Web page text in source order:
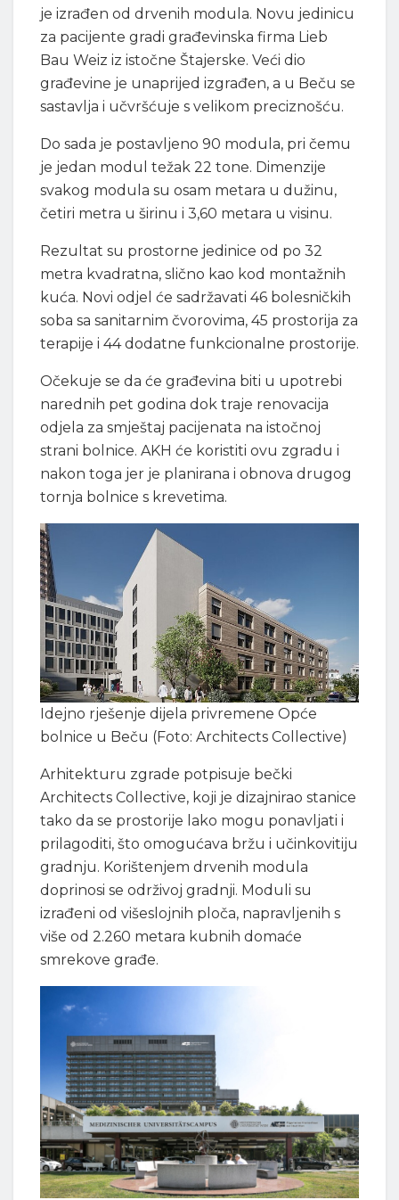
je izrađen od drvenih modula. Novu jedinicu
za pacijente gradi građevinska firma Lieb
Bau Weiz iz istočne Štajerske. Veći dio
građevine je unaprijed izgrađen, a u Beču se
sastavlja i učvršćuje s velikom preciznošću.
Do sada je postavljeno 90 modula, pri čemu
je jedan modul težak 22 tone. Dimenzije
svakog modula su osam metara u dužinu,
četiri metra u širinu i 3,60 metara u visinu.
Rezultat su prostorne jedinice od po 32
metra kvadratna, slično kao kod montažnih
kuća. Novi odjel će sadržavati 46 bolesničkih
soba sa sanitarnim čvorovima, 45 prostorija za
terapije i 44 dodatne funkcionalne prostorije.
Očekuje se da će građevina biti u upotrebi
narednih pet godina dok traje renovacija
odjela za smještaj pacijenata na istočnoj
strani bolnice. AKH će koristiti ovu zgradu i
nakon toga jer je planirana i obnova drugog
tornja bolnice s krevetima.
Idejno rješenje dijela privremene Opće
bolnice u Beču (Foto: Architects Collective)
Arhitekturu zgrade potpisuje bečki
Architects Collective, koji je dizajnirao stanice
tako da se prostorije lako mogu ponavljati i
prilagoditi, što omogućava bržu i učinkovitiju
gradnju. Korištenjem drvenih modula
doprinosi se održivoj gradnji. Moduli su
izrađeni od višeslojnih ploča, napravljenih s
više od 2.260 metara kubnih domaće
smrekove građe.